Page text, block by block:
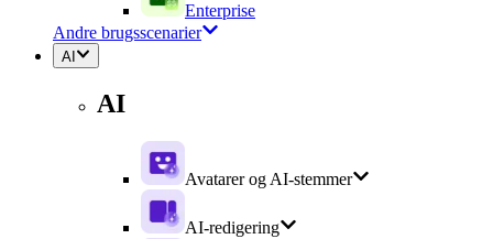
Enterprise
Andre brugsscenarier
AI
AI
Avatarer og AI-stemmer
AI-redigering